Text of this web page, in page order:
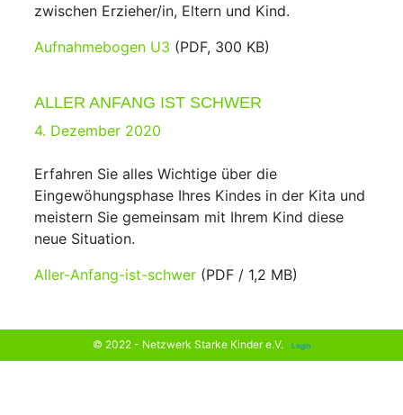
zwischen Erzieher/in, Eltern und Kind.
Aufnahmebogen U3 (PDF, 300 KB)
ALLER ANFANG IST SCHWER
Posted
4. Dezember 2020
Erfahren Sie alles Wichtige über die
Eingewöhungsphase Ihres Kindes in der Kita und
meistern Sie gemeinsam mit Ihrem Kind diese
neue Situation.
Aller-Anfang-ist-schwer(PDF / 1,2 MB)
© 2022 - Netzwerk Starke Kinder e.V. Login